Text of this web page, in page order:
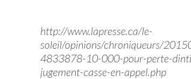
http://www.lapresse.ca/le-
soleil/opinions/chroniqueurs/
4833878-10-000-pour-perte-
jugement-casse-en-appel.php